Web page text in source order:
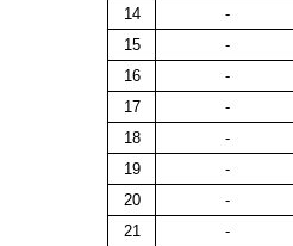
14
-
15
-
16
-
17
-
18
-
19
-
20
-
21
-